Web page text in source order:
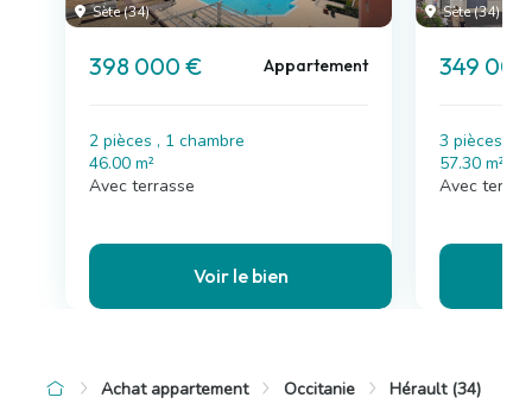
Sète (34)
398 000 € Appartement
2 pièces , 1 chambre
46.00 m²
Avec terrasse
Voir le bien
Sète (34)
349
3 pièces , 2
57.30 m²
Avec
Achat appartement Occitanie
Hérault (34)